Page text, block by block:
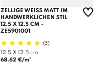
ZELLIGE WEISS MATT IM H
ANDWERKLICHEN STIL 1
2.5 X 12.5 CM - Z
E5901001
(3)
12.5 X 12.5 cm
68.62 €/m²